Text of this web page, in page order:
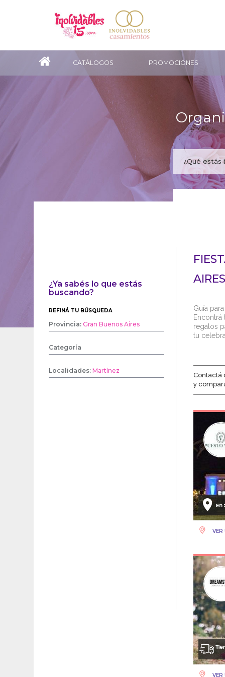
CATÁLOGOS PROMOCIONES
¿Ya sabés lo que estás
buscando?
REFINÁ TU BÚSQUEDA
Provincia:Gran Buenos Aires
Categoría
Localidades:Martínez
AIRES
Guía
Encontrá
regalos
tu
Contactá
y
VER
VER